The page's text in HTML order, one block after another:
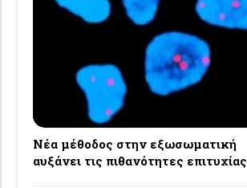
Νέα μέθοδος στην εξωσωματική
αυξάνει τις πιθανότητες επιτυχίας